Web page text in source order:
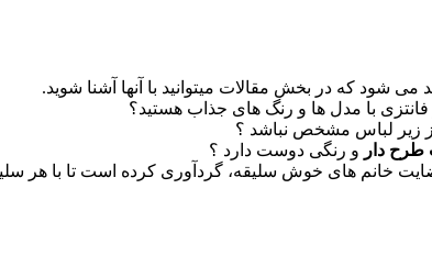
که در بخش مقالات میتوانید با آنها آشنا شوید.
با مدل ها و رنگ های جذاب هستید؟
زیر لباس مشخص نباشد ؟
دار و رنگی دوست دارد ؟
خانم های خوش سلیقه، گردآوری کرده است تا با هر